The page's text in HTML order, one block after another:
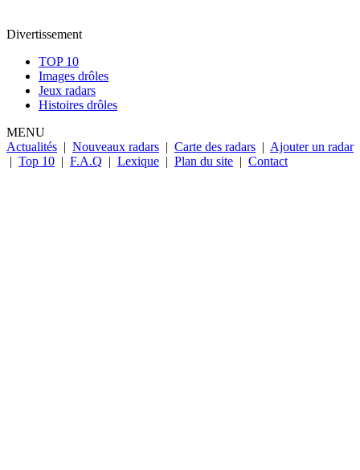
Divertissement
TOP 10
Images drôles
Jeux radars
Histoires drôles
MENU
Actualités | Nouveaux radars | Carte des radars | Ajouter un radar
| Top 10 | F.A.Q | Lexique | Plan du site | Contact